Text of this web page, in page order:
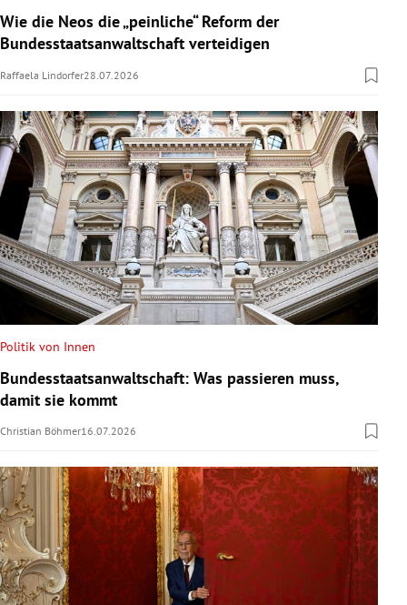
Wie die Neos die „peinliche“ Reform der
Bundesstaatsanwaltschaft verteidigen
Raffaela Lindorfer28.07.2026
Politik von Innen
Bundesstaatsanwaltschaft: Was passieren muss,
damit sie kommt
Christian Böhmer16.07.2026